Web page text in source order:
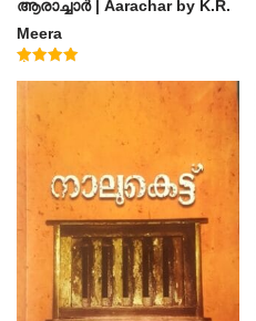
ആരാച്ചാര്‍ | Aarachar by K.R.
Meera